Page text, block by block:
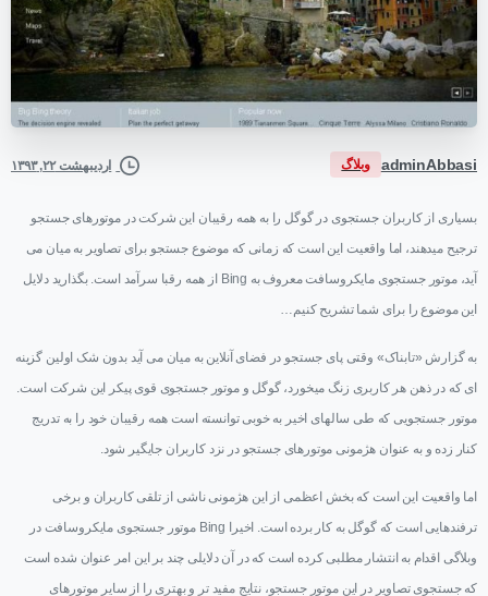
adminAbbasi وبلاگ اردیبهشت ۲۲, ۱۳۹۳
بسیاری از کاربران جستجوی در گوگل را به همه رقیبان این شرکت در موتورهای جستجو
ترجیح میدهند، اما واقعیت این است که زمانی که موضوع جستجو برای تصاویر به میان می
آید، موتور جستجوی مایکروسافت معروف به Bing
از همه رقبا سرآمد است. بگذارید دلایل
این موضوع را برای شما تشریح کنیم…
به گزارش «تابناک» وقتی پای جستجو در فضای آنلاین به میان می آید بدون شک اولین گزینه
ای که در ذهن هر کاربری زنگ میخورد، گوگل و موتور جستجوی قوی پیکر این شرکت است.
موتور جستجویی که طی سالهای اخیر به خوبی توانسته است همه رقیبان خود را به تدریج
کنار زده و به عنوان هژمونی موتورهای جستجو در نزد کاربران جایگیر شود.
اما واقعیت این است که بخش اعظمی از این هژمونی ناشی از تلقی کاربران و برخی
ترفندهایی است که گوگل به کار برده است. اخیرا Bing موتور جستجوی مایکروسافت در
وبلاگی اقدام به انتشار مطلبی کرده است که در آن دلایلی چند بر این امر عنوان شده است
که جستجوی تصاویر در این موتور جستجو، نتایج مفید تر و بهتری را از سایر موتورهای